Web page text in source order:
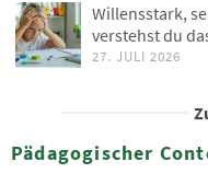
Willensstark,
verstehst du
27. JULI 2026
Pädagogischer